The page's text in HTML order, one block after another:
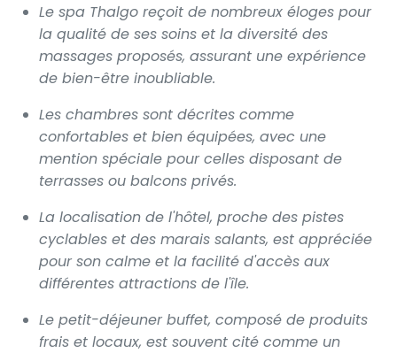
Le spa Thalgo reçoit de nombreux éloges pour
la qualité de ses soins et la diversité des
massages proposés, assurant une expérience
de bien-être inoubliable.
Les chambres sont décrites comme
confortables et bien équipées, avec une
mention spéciale pour celles disposant de
terrasses ou balcons privés.
La localisation de l'hôtel, proche des pistes
cyclables et des marais salants, est appréciée
pour son calme et la facilité d'accès aux
différentes attractions de l'île.
Le petit-déjeuner buffet, composé de produits
frais et locaux, est souvent cité comme un